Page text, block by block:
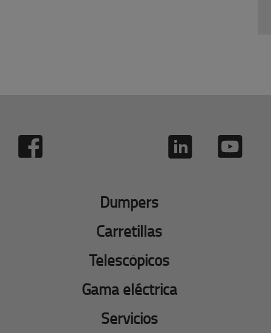
Dumpers
Carretillas
Telescópicos
Gama eléctrica
Servicios